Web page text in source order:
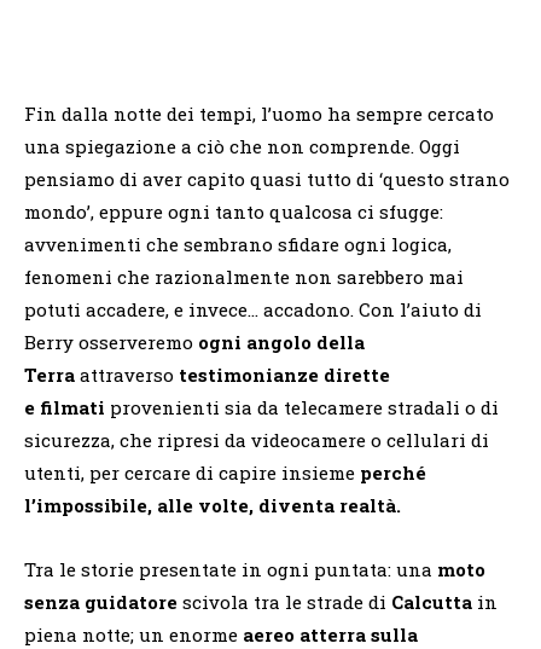
Fin dalla notte dei tempi, l’uomo ha sempre cercato
una spiegazione a ciò che non comprende. Oggi
pensiamo di aver capito quasi tutto di ‘questo strano
mondo’, eppure ogni tanto qualcosa ci sfugge:
avvenimenti che sembrano sfidare ogni logica,
fenomeni che razionalmente non sarebbero mai
potuti accadere, e invece… accadono. Con l’aiuto di
Berry osserveremo ogni angolo della
Terra attraverso testimonianze dirette
e filmati provenienti sia da telecamere stradali o di
sicurezza, che ripresi da videocamere o cellulari di
utenti, per cercare di capire insieme perché
l’impossibile, alle volte, diventa realtà.
Tra le storie presentate in ogni puntata: una moto
senza guidatore scivola tra le strade di Calcutta in
piena notte; un enorme aereo atterra sulla